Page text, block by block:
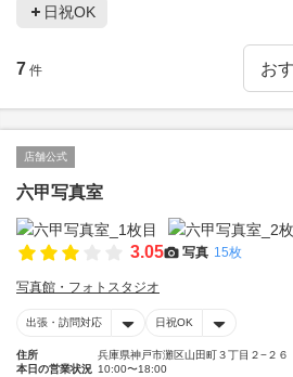
日祝OK
7 件
店舗公式
六甲写真室
3.05 写真 15枚
写真館・フォトスタジオ
出張・訪問対応 日祝OK
住所
兵庫県神戸市灘区山田町３丁目２−２６
本日の営業状況 10:00〜18:00